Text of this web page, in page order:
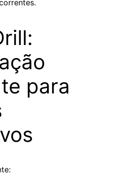
para